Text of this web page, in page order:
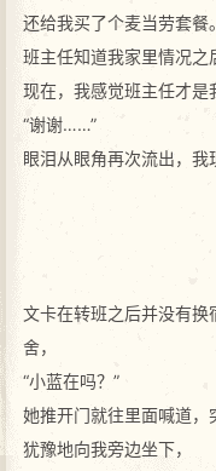
还给我买了个麦当劳套餐。
班主任知道我家里情况之
现在，我感觉班主任才是
“谢谢……”
眼泪从眼角再次流出，我
文卡在转班之后并没有换
舍，
“小蓝在吗？”
她推开门就往里面喊道
犹豫地向我旁边坐下，